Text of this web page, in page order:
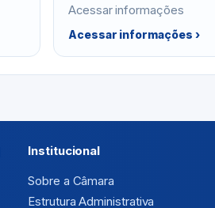
Acessar informações
Acessar informações ›
Institucional
Sobre a Câmara
Estrutura Administrativa